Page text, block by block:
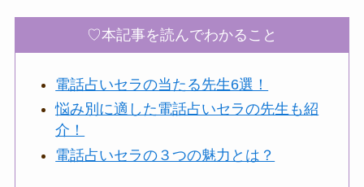
♡本記事を読んでわかること
電話占いセラの当たる先生6選！
悩み別に適した電話占いセラの先生も紹
介！
電話占いセラの３つの魅力とは？